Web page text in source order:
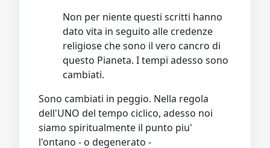
Non per niente questi scritti hanno
dato vita in seguito alle credenze
religiose che sono il vero cancro di
questo Pianeta. I tempi adesso sono
cambiati.
Sono cambiati in peggio. Nella regola
dell'UNO del tempo ciclico, adesso noi
siamo spiritualmente il punto piu'
l'ontano - o degenerato -